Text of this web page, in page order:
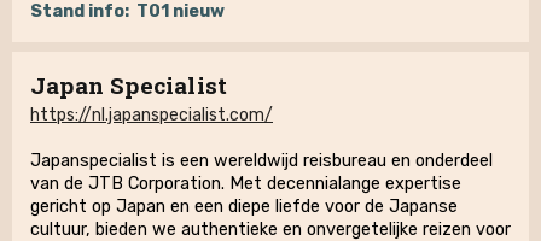
Stand info: T01 nieuw
Japan Specialist
https://nl.japanspecialist.com/
Japanspecialist is een wereldwijd reisbureau en onderdeel
van de JTB Corporation. Met decennialange expertise
gericht op Japan en een diepe liefde voor de Japanse
cultuur, bieden we authentieke en onvergetelijke reizen voor